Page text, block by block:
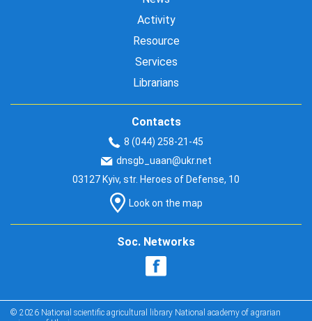
Activity
Resource
Services
Librarians
Contacts
8 (044) 258-21-45
dnsgb_uaan@ukr.net
03127 Kyiv, str. Heroes of Defense, 10
Look on the map
Soc. Networks
© 2026 National scientific agricultural library National academy of agrarian